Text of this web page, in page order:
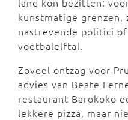
kunstmatige grenzen,
nastrevende politici
voetbalelftal.
Zoveel ontzag voor
advies van Beate
restaurant Barokoko
lekkere pizza, maar